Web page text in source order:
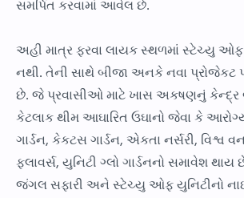
સમર્પિત કરવામાં આવેલ છે.
અહી માત્ર ફરવા લાયક સ્થળમાં સ્ટેચ્યુ
નથી. તેની સાથે બીજા અનકે નવા પ્રોજેકટ
છે. જે પ્રવાસીઓ માટે ખાસ અકષણનું કેન્દ્ર
કેટલાક થીમ આઘારિત ઉઘાનો જેવા કે
ગાર્ડન, કેકટસ ગાર્ડન, એકતા નર્સરી, વિશ્વ
ફલાવર્સ, યુનિટી ગ્લો ગાર્ડનનો સમાવેશ
જંગલ સફારી અને સ્ટેચ્યુ ઓફ યુનિટીનો